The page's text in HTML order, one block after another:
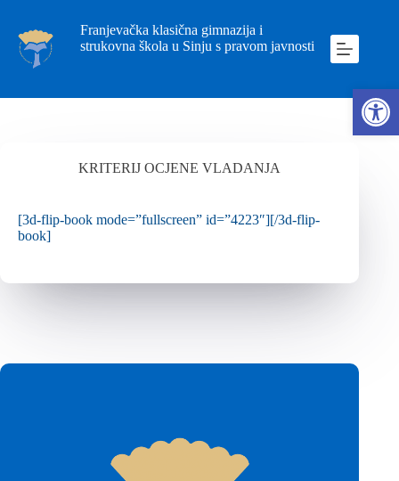
Franjevačka klasična gimnazija i
strukovna škola u Sinju s pravom javnosti
KRITERIJ OCJENE VLADANJA
[3d-flip-book mode=”fullscreen” id=”4223″][/3d-flip-
book]